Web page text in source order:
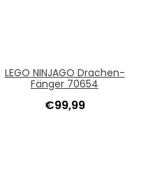
LEGO NINJAGO Drachen-
Fänger 70654
€99,99